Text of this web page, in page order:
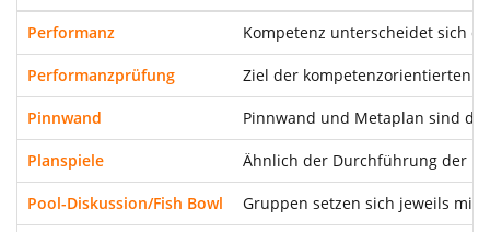
Performanz Kompetenz unterscheidet sich
Performanzprüfung Ziel der kompetenzorientierten
Pinnwand Pinnwand und Metaplan sind
Planspiele Ähnlich der Durchführung der
Pool-Diskussion/Fish Bowl Gruppen setzen sich jeweils mit